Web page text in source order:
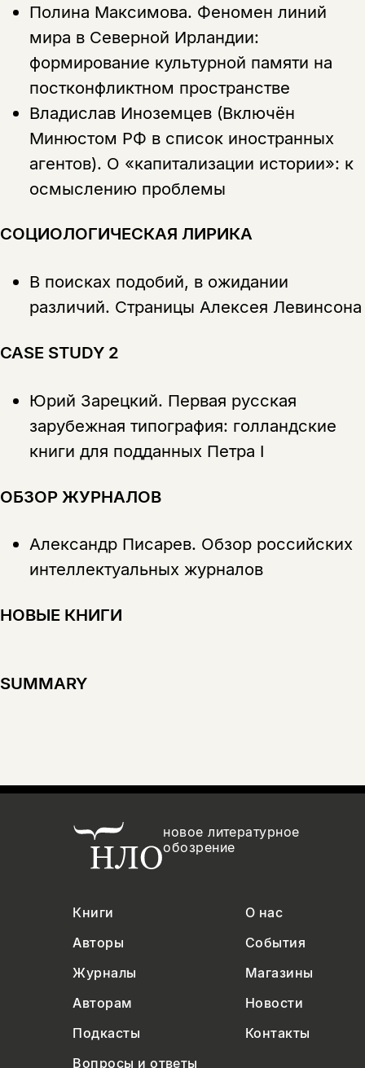
Полина Максимова. Феномен линий
мира в Северной Ирландии:
формирование культурной памяти на
постконфликтном пространстве
Владислав Иноземцев (Включён
Минюстом РФ в список иностранных
агентов). О «капитализации истории»: к
осмыслению проблемы
СОЦИОЛОГИЧЕСКАЯ ЛИРИКА
В поисках подобий, в ожидании
различий. Страницы Алексея Левинсона
CASE STUDY 2
Юрий Зарецкий. Первая русская
зарубежная типография: голландские
книги для подданных Петра I
ОБЗОР ЖУРНАЛОВ
Александр Писарев. Обзор российских
интеллектуальных журналов
НОВЫЕ КНИГИ
SUMMARY
новое литературное
обозрение
Книги
О нас
Авторы
События
Журналы
Магазины
Авторам
Новости
Подкасты
Контакты
Вопросы и ответы